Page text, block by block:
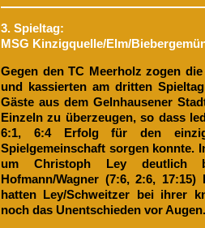
3. Spieltag:
MSG Kinzigquelle/Elm/
Gegen den TC Meerholz zogen
und kassierten am dritten
Gäste aus dem Gelnhausener
Einzeln zu überzeugen, so dass
6:1, 6:4 Erfolg für den
Spielgemeinschaft sorgen konnte.
um Christoph Ley deutlich
Hofmann/Wagner (7:6, 2:6,
hatten Ley/Schweitzer bei ihrer
noch das Unentschieden vor Augen.